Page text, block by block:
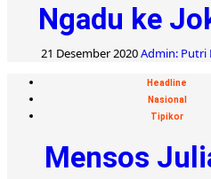
Ngadu ke
21 Desember 2020Admin: Putri
Headline
Nasional
Tipikor
Mensos